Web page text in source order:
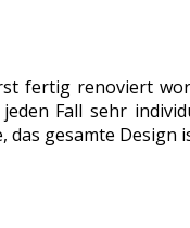
fertig renoviert
Fall sehr
gesamte